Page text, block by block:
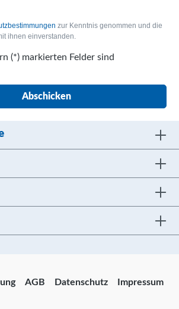
zur Kenntnis genommen und die
ihnen einverstanden.
(*) markierten Felder sind
Abschicken
AGB Datenschutz Impressum